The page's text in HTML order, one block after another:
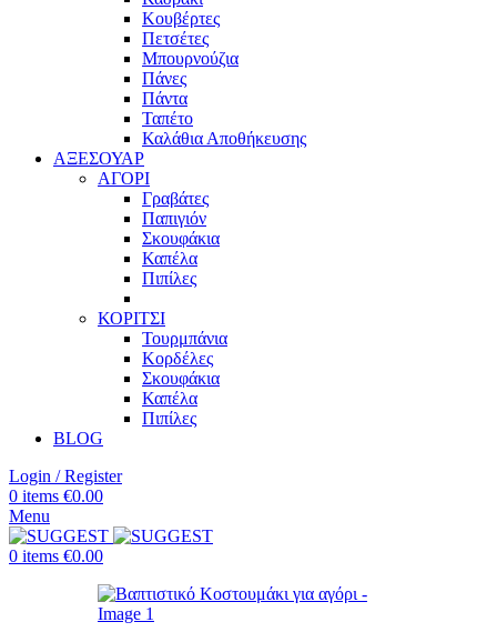
Κουβέρτες
Πετσέτες
Μπουρνούζια
Πάνες
Πάντα
Ταπέτο
Καλάθια Αποθήκευσης
ΑΞΕΣΟΥΑΡ
ΑΓΟΡΙ
Γραβάτες
Παπιγιόν
Σκουφάκια
Καπέλα
Πιπίλες
ΚΟΡΙΤΣΙ
Τουρμπάνια
Κορδέλες
Σκουφάκια
Καπέλα
Πιπίλες
BLOG
Login / Register
0 items €0.00
Menu
0 items €0.00